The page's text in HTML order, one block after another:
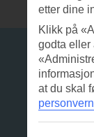
etter dine
Klikk på
godta eller
at du skal